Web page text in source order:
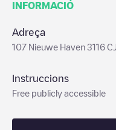
INFORMACIÓ
Adreça
107 Nieuwe Haven 3116 CJ
Instruccions
Free publicly accessible